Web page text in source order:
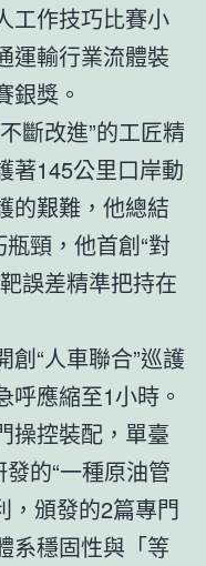
工作技巧比賽小
運輸行業流體裝
銀獎。
斷改進”的工匠精
著145公里口岸動
的艱難，他總結
頸，他首創“對
誤差精準把持在
“人車聯合”巡護
應縮至1小時。
操控裝配，單臺
的“一種原油管
，頒發的2篇專門
系穩固性與「等